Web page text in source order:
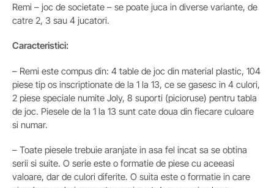
Remi – joc de societate – se poate juca in diverse variante, de
catre 2, 3 sau 4 jucatori.
Caracteristici:
– Remi este compus din: 4 table de joc din material plastic, 104
piese tip os inscriptionate de la 1 la 13, ce se gasesc in 4 culori,
2 piese speciale numite Joly, 8 suporti (picioruse) pentru tabla
de joc. Piesele de la 1 la 13 sunt cate doua din fiecare culoare
si numar.
– Toate piesele trebuie aranjate in asa fel incat sa se obtina
serii si suite. O serie este o formatie de piese cu aceeasi
valoare, dar de culori diferite. O suita este o formatie in care